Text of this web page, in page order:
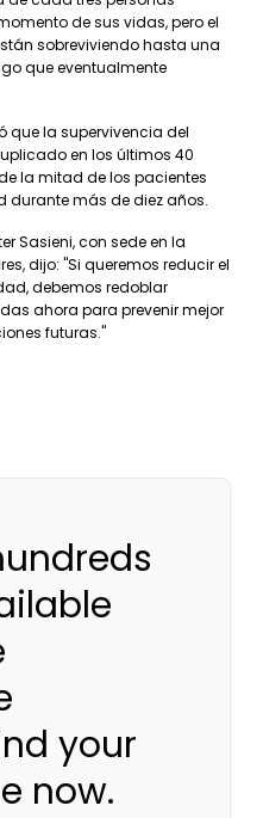
de sus vidas, pero el
sobreviviendo hasta una
que eventualmente
que la supervivencia del
en los últimos 40
la mitad de los pacientes
durante más de diez años.
Sasieni, con sede en la
dijo: "Si queremos reducir el
debemos redoblar
ahora para prevenir mejor
futuras."
your
now.